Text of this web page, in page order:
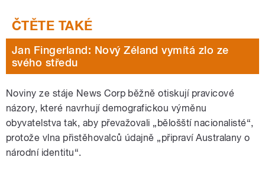
Jan Fingerland: Nový Zéland vymítá zlo ze
svého středu
Noviny ze stáje News Corp běžně otiskují pravicové
názory, které navrhují demografickou výměnu
obyvatelstva tak, aby převažovali „bělošští nacionalisté“,
protože vlna přistěhovalců údajně „připraví Australany o
národní identitu“.